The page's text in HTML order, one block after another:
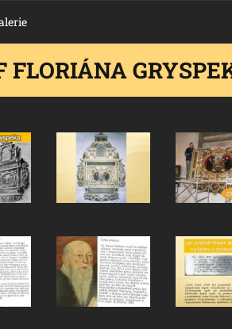
FLORIÁNA